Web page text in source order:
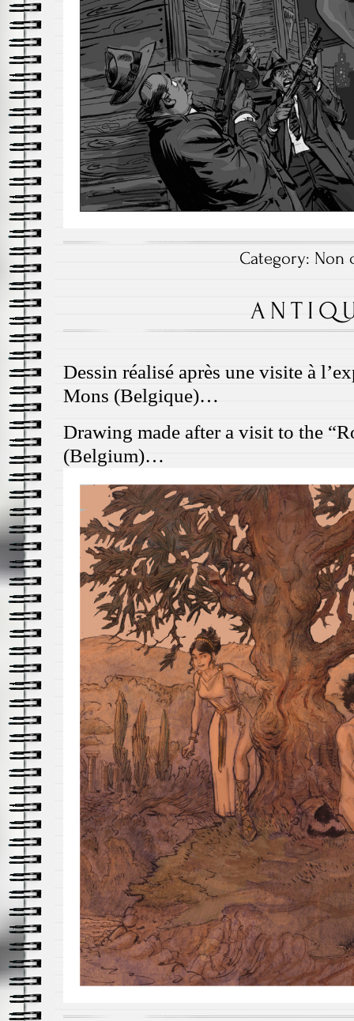
Category: Non
Dessin réalisé après une visite à
Mons (Belgique)…
Drawing made after a visit to the
(Belgium)…